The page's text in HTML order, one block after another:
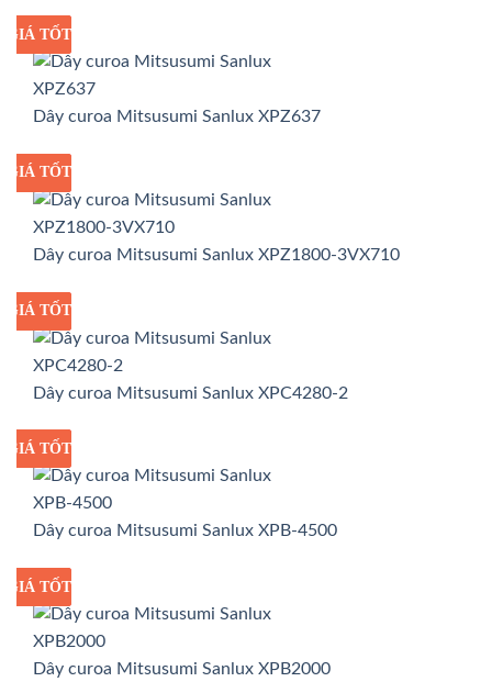
GIÁ SỈ
GIÁ TỐT
Dây curoa Mitsusumi Sanlux XPZ637
GIÁ SỈ
GIÁ TỐT
Dây curoa Mitsusumi Sanlux XPZ1800-3VX710
GIÁ SỈ
GIÁ TỐT
Dây curoa Mitsusumi Sanlux XPC4280-2
GIÁ SỈ
GIÁ TỐT
Dây curoa Mitsusumi Sanlux XPB-4500
GIÁ SỈ
GIÁ TỐT
Dây curoa Mitsusumi Sanlux XPB2000